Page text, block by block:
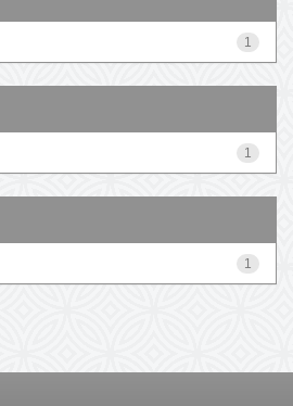
1
1
1